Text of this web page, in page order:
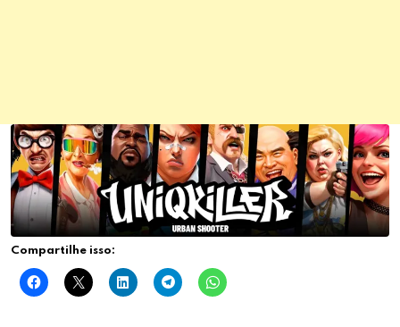
Compartilhe isso: